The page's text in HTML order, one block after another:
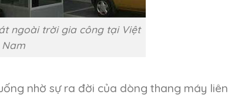
ngoài trời gia công tại Việt
Nam
nhờ sự ra đời của dòng thang máy liên